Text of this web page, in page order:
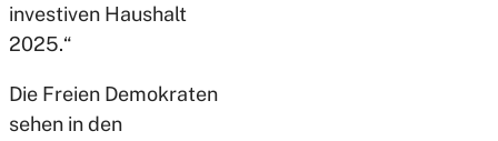
investiven Haushalt
2025.“
Die Freien Demokraten
sehen in den